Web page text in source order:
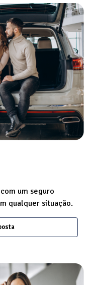
um seguro
qualquer situação.